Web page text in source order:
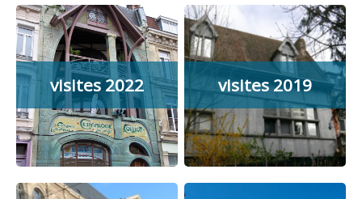
visites 2022 visites 2019